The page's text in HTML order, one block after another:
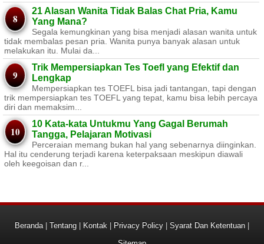
21 Alasan Wanita Tidak Balas Chat Pria, Kamu
Yang Mana?
Segala kemungkinan yang bisa menjadi alasan wanita untuk
tidak membalas pesan pria. Wanita punya banyak alasan untuk
melakukan itu. Mulai da...
Trik Mempersiapkan Tes Toefl yang Efektif dan
Lengkap
Mempersiapkan tes TOEFL bisa jadi tantangan, tapi dengan
trik mempersiapkan tes TOEFL yang tepat, kamu bisa lebih percaya
diri dan memaksim...
10 Kata-kata Untukmu Yang Gagal Berumah
Tangga, Pelajaran Motivasi
Perceraian memang bukan hal yang sebenarnya diinginkan.
Hal itu cenderung terjadi karena keterpaksaan meskipun diawali
oleh keegoisan dan r...
Beranda | Tentang | Kontak | Privacy Policy | Syarat Dan Ketentuan |